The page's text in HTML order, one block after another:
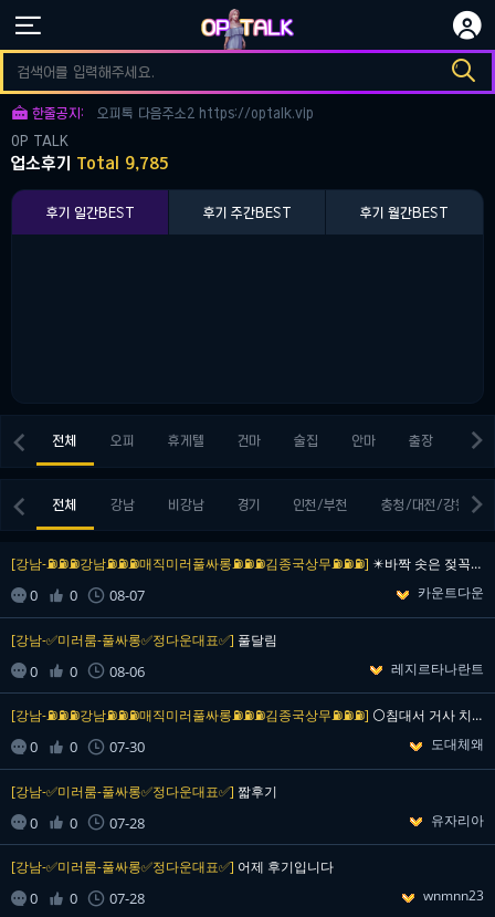
 

 한줄공지:
오피토크 다음주소3 https://optalk.vip
오피토크 다음주소1 https://optalk.vip
오피톡 다음주소2 https://optalk.vip
OP TALK
업소후기 Total 9,785
후기 일간BEST 후기 주간BEST 후기 월간BEST
 전체 오피 휴게텔 건마 술집 안마 출장 키스

 전체 강남 비강남 경기 인천/부천 충청/대전/강원 
[강남-⛽⛽⛽강남⛽⛽⛽매직미러풀싸롱⛽⛽⛽김종국상무⛽⛽⛽] ✴️바짝 솟은 젖꼭지 실사✴️ 언니들 상냥하고 매너도 …
 0  0  08-07 카운트다운
[강남-✅미러룸-풀싸롱✅정다운대표✅] 풀달림
 0  0  08-06 레지르타나란트
[강남-⛽⛽⛽강남⛽⛽⛽매직미러풀싸롱⛽⛽⛽김종국상무⛽⛽⛽] ⚪침대서 거사 치르기전 찰칵⚪ 간만에 독고이다 보니 눈…
 0  0  07-30 도대체왜
[강남-✅미러룸-풀싸롱✅정다운대표✅] 짧후기
 0  0  07-28 유자리아
[강남-✅미러룸-풀싸롱✅정다운대표✅] 어제 후기입니다
 0  0  07-28 wnmnn23